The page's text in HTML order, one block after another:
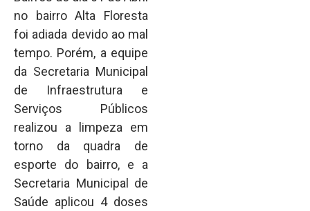
no bairro Alta Floresta
foi adiada devido ao mal
tempo. Porém, a equipe
da Secretaria Municipal
de Infraestrutura e
Serviços Públicos
realizou a limpeza em
torno da quadra de
esporte do bairro, e a
Secretaria Municipal de
Saúde aplicou 4 doses